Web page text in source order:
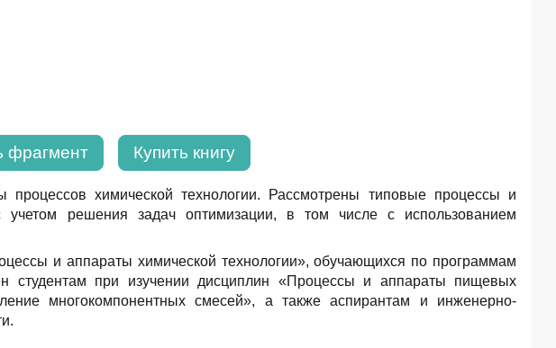
фрагмент Купить книгу
процессов химической технологии. Рассмотрены типовые процессы и
решения задач оптимизации, в том числе с использованием
и аппараты химической технологии», обучающихся по программам
студентам при изучении дисциплин «Процессы и аппараты пищевых
многокомпонентных смесей», а также аспирантам и инженерно-